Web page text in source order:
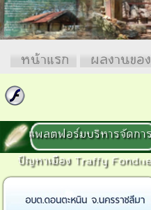
หน้าแรก ผลงานขอ
แพลตฟอร์มบริหารจัดกา
ปัญหาเมือง Traffy